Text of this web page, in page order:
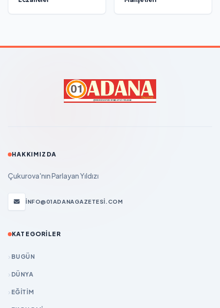
HAKKIMIZDA
Çukurova'nın Parlayan Yıldızı
INFO@01ADANAGAZETESI.COM
KATEGORILER
BUGÜN
DÜNYA
EĞİTİM